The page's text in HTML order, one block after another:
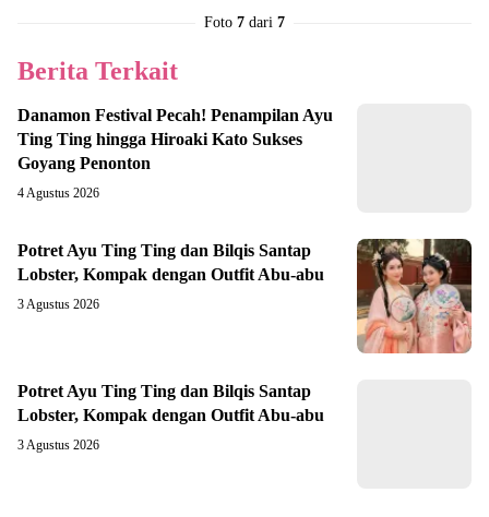
Foto 7 dari 7
Berita Terkait
Danamon Festival Pecah! Penampilan Ayu
Ting Ting hingga Hiroaki Kato Sukses
Goyang Penonton
4 Agustus 2026
Potret Ayu Ting Ting dan Bilqis Santap
Lobster, Kompak dengan Outfit Abu-abu
3 Agustus 2026
Potret Ayu Ting Ting dan Bilqis Santap
Lobster, Kompak dengan Outfit Abu-abu
3 Agustus 2026